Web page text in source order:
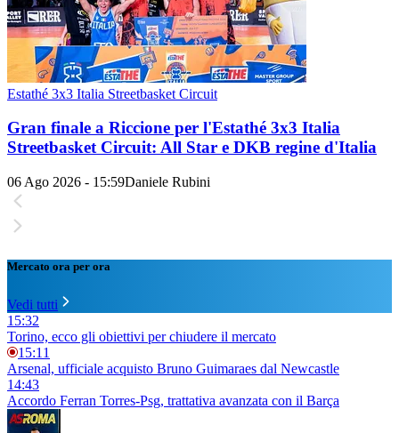
Estathé 3x3 Italia Streetbasket Circuit
Gran finale a Riccione per l'Estathé 3x3 Italia
Streetbasket Circuit: All Star e DKB regine d'Italia
06 Ago 2026 - 15:59Daniele Rubini
Mercato ora per ora
Vedi tutti
15:32
Torino, ecco gli obiettivi per chiudere il mercato
15:11
Arsenal, ufficiale acquisto Bruno Guimaraes dal Newcastle
14:43
Accordo Ferran Torres-Psg, trattativa avanzata con il Barça